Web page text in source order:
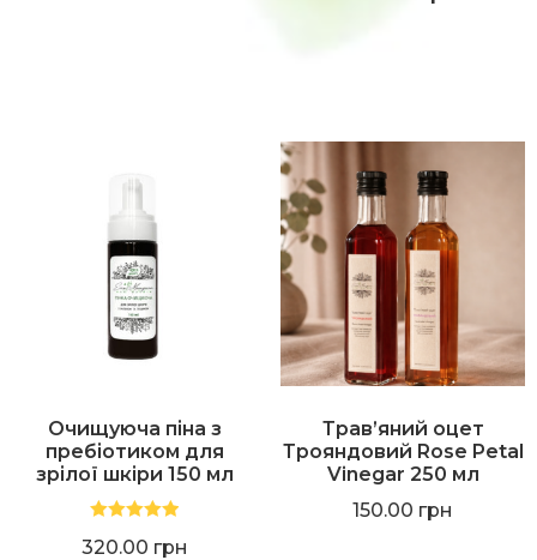
Очищуюча піна з
пребіотиком для
зрілої шкіри 150 мл
320.00 грн
Трав’яний оцет
Трояндовий Rose Petal
Vinegar 250 мл
150.00 грн